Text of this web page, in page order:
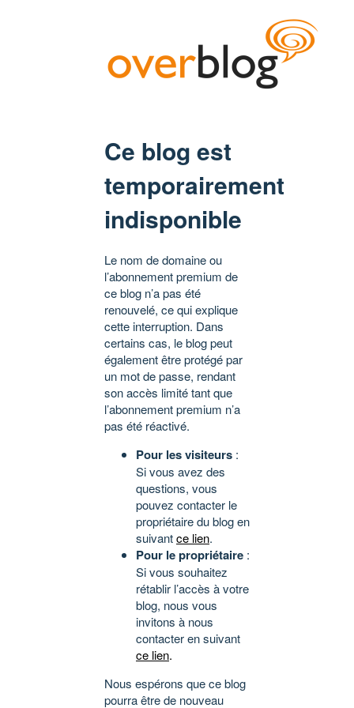
Ce blog est
temporairement
indisponible
Le nom de domaine ou
l’abonnement premium de
ce blog n’a pas été
renouvelé, ce qui explique
cette interruption. Dans
certains cas, le blog peut
également être protégé par
un mot de passe, rendant
son accès limité tant que
l’abonnement premium n’a
pas été réactivé.
Pour les visiteurs :
Si vous avez des
questions, vous
pouvez contacter le
propriétaire du blog en
suivantce lien.
Pour le propriétaire :
Si vous souhaitez
rétablir l’accès à votre
blog, nous vous
invitons à nous
contacter en suivant
ce lien.
Nous espérons que ce blog
pourra être de nouveau